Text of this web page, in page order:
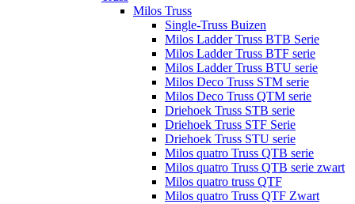
Milos Truss
Single-Truss Buizen
Milos Ladder Truss BTB Serie
Milos Ladder Truss BTF serie
Milos Ladder Truss BTU serie
Milos Deco Truss STM serie
Milos Deco Truss QTM serie
Driehoek Truss STB serie
Driehoek Truss STF Serie
Driehoek Truss STU serie
Milos quatro Truss QTB serie
Milos quatro Truss QTB serie zwart
Milos quatro truss QTF
Milos quatro Truss QTF Zwart